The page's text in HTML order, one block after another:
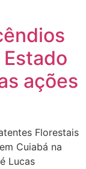
ações
Florestais
Cuiabá na
Lucas